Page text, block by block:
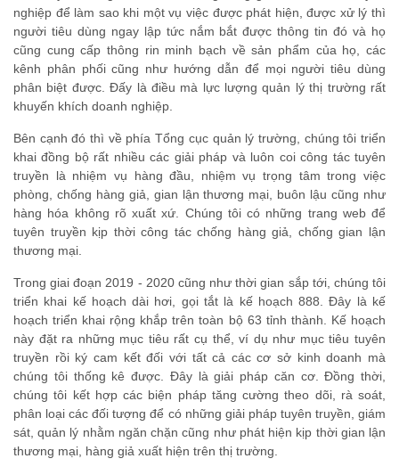
nghiệp để làm sao khi một vụ việc được phát hiện, được xử lý thì
người tiêu dùng ngay lập tức nắm bắt được thông tin đó và họ
cũng cung cấp thông rin minh bạch về sản phẩm của họ, các
kênh phân phối cũng như hướng dẫn để mọi người tiêu dùng
phân biệt được. Đấy là điều mà lực lượng quản lý thị trường rất
khuyến khích doanh nghiệp.
Bên cạnh đó thì về phía Tổng cục quản lý trường, chúng tôi triển
khai đồng bộ rất nhiều các giải pháp và luôn coi công tác tuyên
truyền là nhiệm vụ hàng đầu, nhiệm vụ trọng tâm trong việc
phòng, chống hàng giả, gian lận thương mại, buôn lậu cũng như
hàng hóa không rõ xuất xứ. Chúng tôi có những trang web để
tuyên truyền kịp thời công tác chống hàng giả, chống gian lận
thương mại.
Trong giai đoạn 2019 - 2020 cũng như thời gian sắp tới, chúng tôi
triển khai kế hoạch dài hơi, gọi tắt là kế hoạch 888. Đây là kế
hoạch triển khai rộng khắp trên toàn bộ 63 tỉnh thành. Kế hoạch
này đặt ra những mục tiêu rất cụ thể, ví dụ như mục tiêu tuyên
truyền rồi ký cam kết đối với tất cả các cơ sở kinh doanh mà
chúng tôi thống kê được. Đây là giải pháp căn cơ. Đồng thời,
chúng tôi kết hợp các biện pháp tăng cường theo dõi, rà soát,
phân loại các đối tượng để có những giải pháp tuyên truyền, giám
sát, quản lý nhằm ngăn chặn cũng như phát hiện kịp thời gian lận
thương mại, hàng giả xuất hiện trên thị trường.